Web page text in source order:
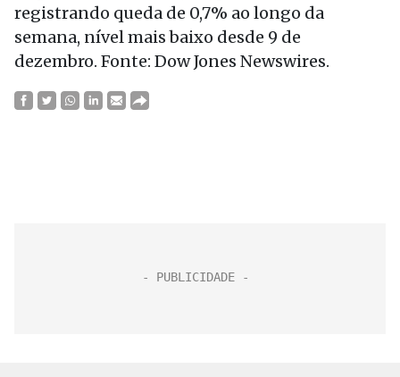
registrando queda de 0,7% ao longo da
semana, nível mais baixo desde 9 de
dezembro. Fonte: Dow Jones Newswires.